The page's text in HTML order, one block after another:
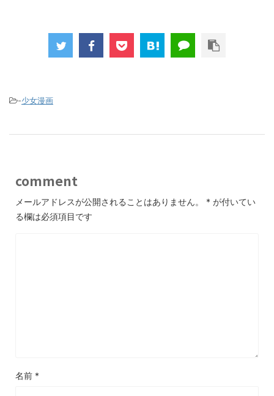
-少女漫画
comment
メールアドレスが公開されることはありません。 * が付いてい
る欄は必須項目です
名前 *